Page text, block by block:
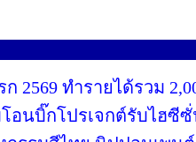
ก 2569 ทำรายได้รวม
โอนบิ๊กโปรเจกต์รับไฮซี